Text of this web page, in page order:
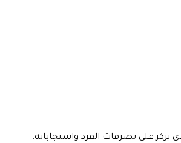
يركز على تصرفات الفرد واستجاباته.